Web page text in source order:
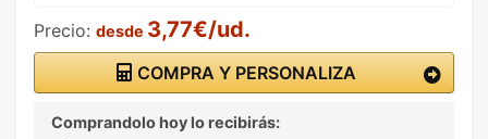
Precio: desde 3,77€/ud.
COMPRA Y PERSONALIZA
Comprandolo hoy lo recibirás: